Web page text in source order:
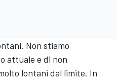
Non stiamo
attuale e di non
lontani dal limite. In